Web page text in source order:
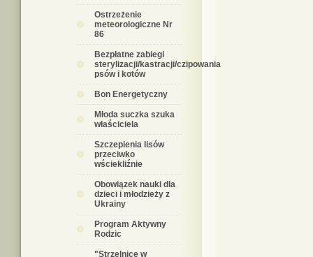
Ostrzeżenie
meteorologiczne Nr
86
Bezpłatne zabiegi
sterylizacji/kastracji/czipowania
psów i kotów
Bon Energetyczny
Młoda suczka szuka
właściciela
Szczepienia lisów
przeciwko
wściekliźnie
Obowiązek nauki dla
dzieci i młodzieży z
Ukrainy
Program Aktywny
Rodzic
"Strzelnice w